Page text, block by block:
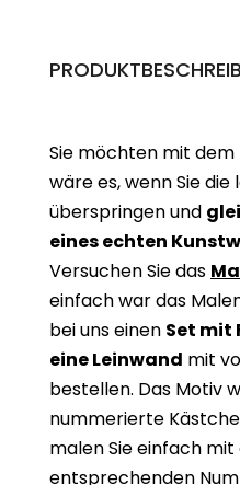
Sie möchten mit dem
wäre es, wenn Sie
überspringen und
eines echten
Versuchen Sie das
einfach war das
bei uns einen Set mit
eine Leinwand mit
bestellen. Das Motiv
nummerierte
malen Sie einfach
entsprechenden